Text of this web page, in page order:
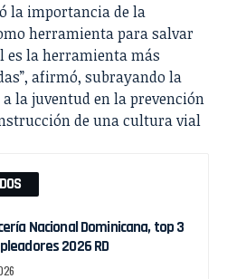
la importancia de la
herramienta para salvar
es la herramienta más
afirmó, subrayando la
la juventud en la prevención
de una cultura vial
Nacional Dominicana, top 3
2026 RD